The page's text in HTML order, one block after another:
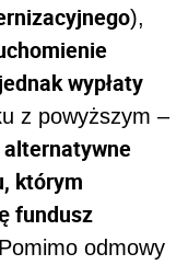
),
wypłaty
z powyższym –
alternatywne
którym
fundusz
odmowy